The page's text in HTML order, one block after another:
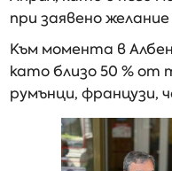
при заявено
Към момента в
като близо 50 % от
румънци, французи,